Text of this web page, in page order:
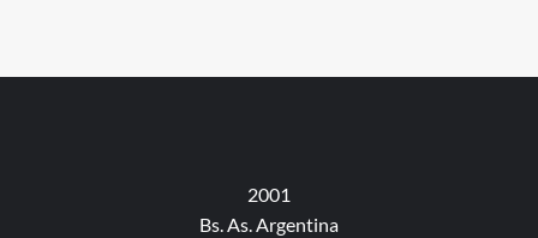
2001
Bs. As. Argentina